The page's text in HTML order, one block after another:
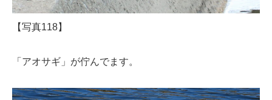
【写真118】
「アオサギ」が佇んでます。